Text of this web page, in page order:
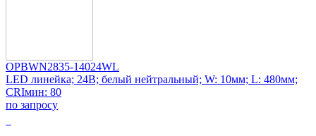
OPBWN2835-14024WL
LED линейка; 24В; белый нейтральный; W: 10мм; L: 480мм;
CRIмин: 80
по запросу